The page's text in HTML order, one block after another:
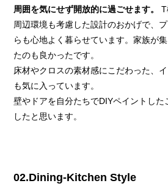
周囲を気にせず開放的に過ごせます。
T
周辺環境も考慮した設計のおかげで、
らも心地よく暮らせています。家族が
たのも良かったです。
床材やクロスの素材感にこだわった、
も気に入っています。
壁やドアを自分たちでDIYペイントし
したと思います。
02.Dining-Kitchen Style